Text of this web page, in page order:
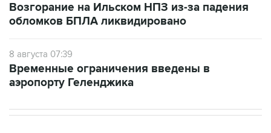
Возгорание на Ильском НПЗ из-за падения
обломков БПЛА ликвидировано
8 августа 07:39
Временные ограничения введены в
аэропорту Геленджика